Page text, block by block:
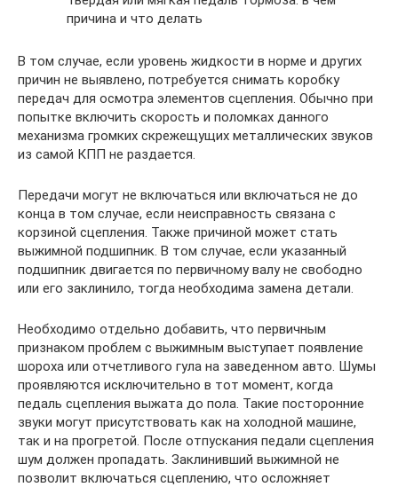
причина и что делать
В том случае, если уровень жидкости в норме и других
причин не выявлено, потребуется снимать коробку
передач для осмотра элементов сцепления. Обычно при
попытке включить скорость и поломках данного
механизма громких скрежещущих металлических звуков
из самой КПП не раздается.
Передачи могут не включаться или включаться не до
конца в том случае, если неисправность связана с
корзиной сцепления. Также причиной может стать
выжимной подшипник. В том случае, если указанный
подшипник двигается по первичному валу не свободно
или его заклинило, тогда необходима замена детали.
Необходимо отдельно добавить, что первичным
признаком проблем с выжимным выступает появление
шороха или отчетливого гула на заведенном авто. Шумы
проявляются исключительно в тот момент, когда
педаль сцепления выжата до пола. Такие посторонние
звуки могут присутствовать как на холодной машине,
так и на прогретой. После отпускания педали сцепления
шум должен пропадать. Заклинивший выжимной не
позволит включаться сцеплению, что осложняет